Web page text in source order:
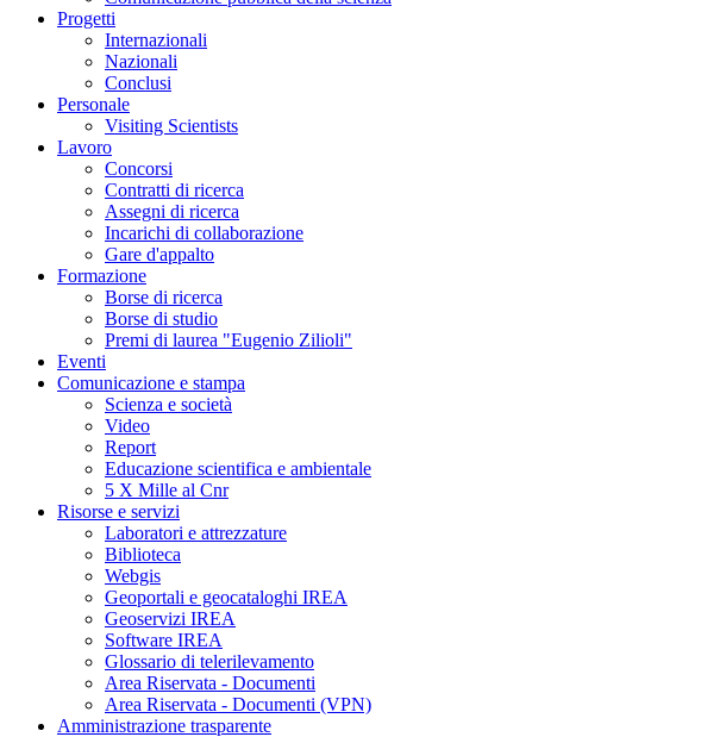
Progetti
Internazionali
Nazionali
Conclusi
Personale
Visiting Scientists
Lavoro
Concorsi
Contratti di ricerca
Assegni di ricerca
Incarichi di collaborazione
Gare d'appalto
Formazione
Borse di ricerca
Borse di studio
Premi di laurea "Eugenio Zilioli"
Eventi
Comunicazione e stampa
Scienza e società
Video
Report
Educazione scientifica e ambientale
5 X Mille al Cnr
Risorse e servizi
Laboratori e attrezzature
Biblioteca
Webgis
Geoportali e geocataloghi IREA
Geoservizi IREA
Software IREA
Glossario di telerilevamento
Area Riservata - Documenti
Area Riservata - Documenti (VPN)
Amministrazione trasparente